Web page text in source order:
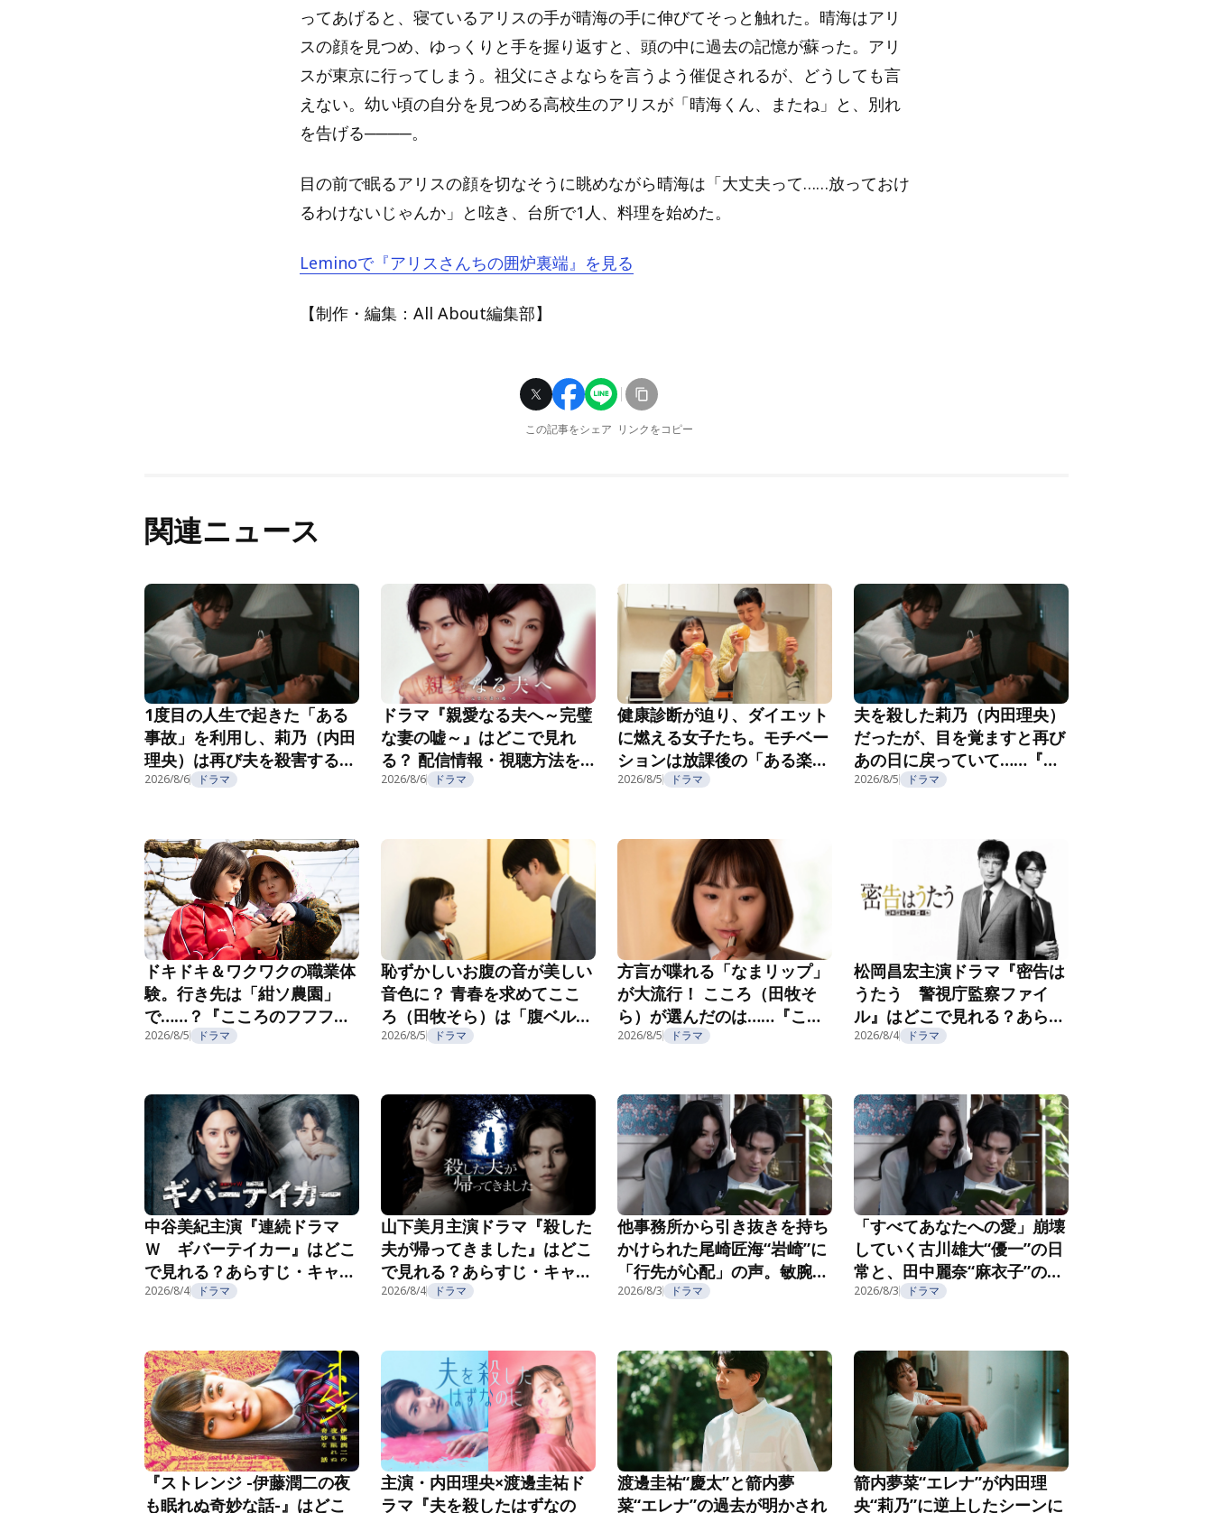
ってあげると、寝ているアリスの手が晴海の手に伸びてそっと触れた。晴海はアリ
スの顔を見つめ、ゆっくりと手を握り返すと、頭の中に過去の記憶が蘇った。アリ
スが東京に行ってしまう。祖父にさよならを言うよう催促されるが、どうしても言
えない。幼い頃の自分を見つめる高校生のアリスが「晴海くん、またね」と、別れ
を告げる────。
目の前で眠るアリスの顔を切なそうに眺めながら晴海は「大丈夫って……放っておけ
るわけないじゃんか」と呟き、台所で1人、料理を始めた。
Leminoで『アリスさんちの囲炉裏端』を見る
【制作・編集：All About編集部】
この記事をシェア リンクをコピー
関連ニュース
1度目の人生で起きた「ある
事故」を利用し、莉乃（内田
理央）は再び夫を殺害する
『夫を殺したはずなのに』第
2026/8/6 ドラマ
ドラマ『親愛なる夫へ～完璧
な妻の嘘～』はどこで見れ
る？ 配信情報・視聴方法を
紹介
2026/8/6 ドラマ
健康診断が迫り、ダイエット
に燃える女子たち。モチベー
ションは放課後の「ある楽し
み」で……？『こころのフフ
2026/8/5 ドラマ
夫を殺した莉乃（内田理央）
だったが、目を覚ますと再び
あの日に戻っていて……『夫
を殺したはずなのに』第2話
2026/8/5 ドラマ
ドキドキ＆ワクワクの職業体
験。行き先は「紺ソ農園」
で……？『こころのフフフ』
第4話
2026/8/5 ドラマ
恥ずかしいお腹の音が美しい
音色に？ 青春を求めてここ
ろ（田牧そら）は「腹ベル
部」へ！『こころのフフフ』
2026/8/5 ドラマ
方言が喋れる「なまリップ」
が大流行！ こころ（田牧そ
ら）が選んだのは……『ここ
ろのフフフ』第2話
2026/8/5 ドラマ
松岡昌宏主演ドラマ『密告は
うたう 警視庁監察ファイ
ル』はどこで見れる？あらす
じ・キャスト・配信視聴方法
2026/8/4 ドラマ
中谷美紀主演『連続ドラマ
Ｗ ギバーテイカー』はどこ
で見れる？あらすじ・キャス
ト・配信視聴方法を紹介
2026/8/4 ドラマ
山下美月主演ドラマ『殺した
夫が帰ってきました』はどこ
で見れる？あらすじ・キャス
ト・配信視聴方法を紹介
2026/8/4 ドラマ
他事務所から引き抜きを持ち
かけられた尾崎匠海“岩崎”に
「行先が心配」の声。敏腕社
長の企みにゾッ…『親愛なる
2026/8/3 ドラマ
「すべてあなたへの愛」崩壊
していく古川雄大“優一”の日
常と、田中麗奈“麻衣子”の不
気味な微笑み『親愛なる夫へ
2026/8/3 ドラマ
『ストレンジ -伊藤潤二の夜
も眠れぬ奇妙な話-』はどこ
主演・内田理央×渡邊圭祐ド
ラマ『夫を殺したはずなの
渡邊圭祐“慶太”と箭内夢
菜“エレナ”の過去が明かされ
箭内夢菜“エレナ”が内田理
央“莉乃”に逆上したシーンに